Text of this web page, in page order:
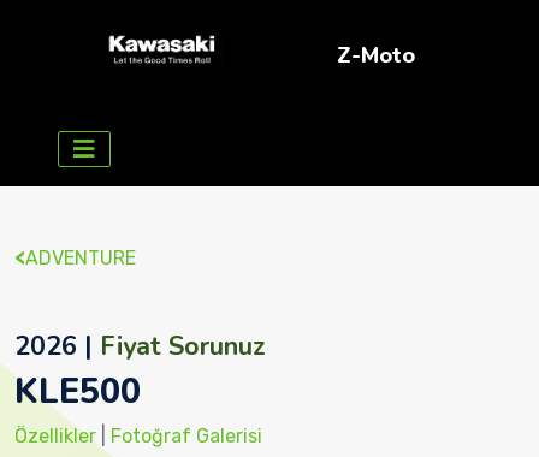
Z-Moto
<ADVENTURE
2026 | Fiyat Sorunuz
KLE500
Özellikler Fotoğraf Galerisi